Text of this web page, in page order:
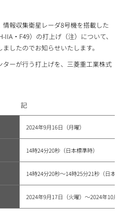
報収集衛星レーダ8号機を搭載した
IIA・F49）の打上げ（注）について、
したのでお知らせいたします。
ターが行う打上げを、三菱重工業株式
記
2024年9月16日（月曜）
14時24分20秒（日本標準時）
14時24分20秒～14時25分21秒（日本標準時
2024年9月17日（火曜）～2024年10月31日